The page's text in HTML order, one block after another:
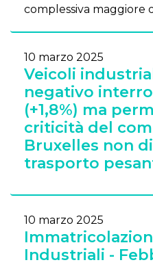
complessiva maggiore
10 marzo 2025
Veicoli
negativo
(+1,8%) ma
criticità del
Bruxelles non
trasporto
10 marzo 2025
Industriali -